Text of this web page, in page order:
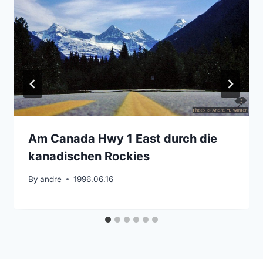
Am Canada Hwy 1 East durch die
kanadischen Rockies
By andre 1996.06.16